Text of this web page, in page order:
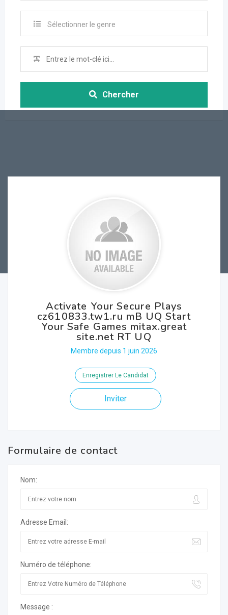
Sélectionner le genre
Chercher
Activate Your Secure Plays
cz610833.tw1.ru mB UQ Start
Your Safe Games mitax.great
site.net RT UQ
Membre depuis 1 juin 2026
Enregistrer Le Candidat
Inviter
Formulaire de contact
Nom:
Adresse Email:
Numéro de téléphone:
Message :